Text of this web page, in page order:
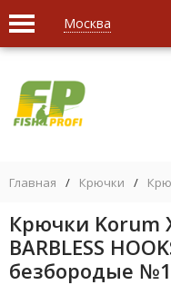
Москва
Главная / Крючки /
Крючки Korum
BARBLESS
безбородые